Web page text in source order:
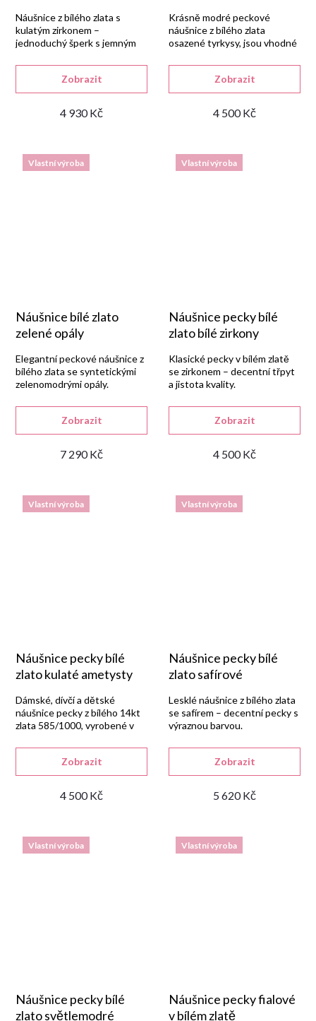
4 930 Kč
Zobrazit
Náušnice z bílého zlata s
kulatým zirkonem –
jednoduchý šperk s jemným
4 500 Kč
Zobrazit
Krásně modré peckové
náušnice z bílého zlata
osazené tyrkysy, jsou vhodné
Vlastní výroba
Náušnice bílé zlato
zelené opály
7 290 Kč
Zobrazit
Elegantní peckové náušnice z
bílého zlata se syntetickými
zelenomodrými opály.
Vlastní výroba
Náušnice pecky bílé
zlato bílé zirkony
4 500 Kč
Zobrazit
Klasické pecky v bílém zlatě
se zirkonem – decentní třpyt
a jistota kvality.
Vlastní výroba
Náušnice pecky bílé
zlato kulaté ametysty
4 500 Kč
Zobrazit
Dámské, dívčí a dětské
náušnice pecky z bílého 14kt
zlata 585/1000, vyrobené v
kulatým fialovým syntetickým
ametystem.
Vlastní výroba
Náušnice pecky bílé
zlato safírové
5 620 Kč
Zobrazit
Lesklé náušnice z bílého zlata
se safírem – decentní pecky s
výraznou barvou.
Vlastní výroba
Náušnice pecky bílé
zlato světlemodré
Vlastní výroba
Náušnice pecky fialové
v bílém zlatě